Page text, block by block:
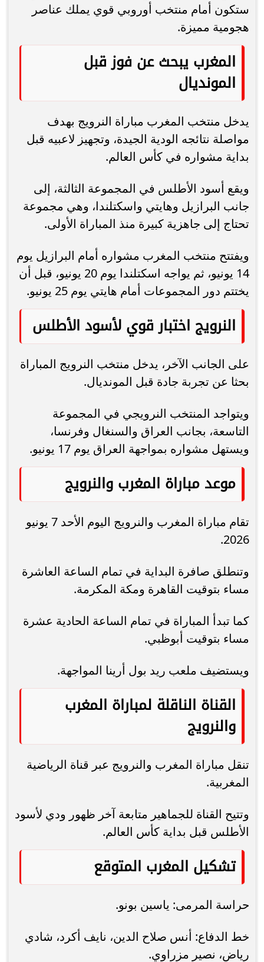
ستكون أمام منتخب أوروبي قوي يملك عناصر
هجومية مميزة.
المغرب يبحث عن فوز قبل
المونديال
يدخل منتخب المغرب مباراة النرويج بهدف
مواصلة نتائجه الودية الجيدة، وتجهيز لاعبيه قبل
بداية مشواره في كأس العالم.
ويقع أسود الأطلس في المجموعة الثالثة، إلى
جانب البرازيل وهايتي واسكتلندا، وهي مجموعة
تحتاج إلى جاهزية كبيرة منذ المباراة الأولى.
ويفتتح منتخب المغرب مشواره أمام البرازيل يوم
14 يونيو، ثم يواجه اسكتلندا يوم 20 يونيو، قبل أن
يختتم دور المجموعات أمام هايتي يوم 25 يونيو.
النرويج اختبار قوي لأسود الأطلس
على الجانب الآخر، يدخل منتخب النرويج المباراة
بحثا عن تجربة جادة قبل المونديال.
ويتواجد المنتخب النرويجي في المجموعة
التاسعة، بجانب العراق والسنغال وفرنسا،
ويستهل مشواره بمواجهة العراق يوم 17 يونيو.
موعد مباراة المغرب والنرويج
تقام مباراة المغرب والنرويج اليوم الأحد 7 يونيو
2026.
وتنطلق صافرة البداية في تمام الساعة العاشرة
مساء بتوقيت القاهرة ومكة المكرمة.
كما تبدأ المباراة في تمام الساعة الحادية عشرة
مساء بتوقيت أبوظبي.
ويستضيف ملعب ريد بول أرينا المواجهة.
القناة الناقلة لمباراة المغرب
والنرويج
تنقل مباراة المغرب والنرويج عبر قناة الرياضية
المغربية.
وتتيح القناة للجماهير متابعة آخر ظهور ودي لأسود
الأطلس قبل بداية كأس العالم.
تشكيل المغرب المتوقع
حراسة المرمى: ياسين بونو.
خط الدفاع: أنس صلاح الدين، نايف أكرد، شادي
رياض، نصير مزراوي.